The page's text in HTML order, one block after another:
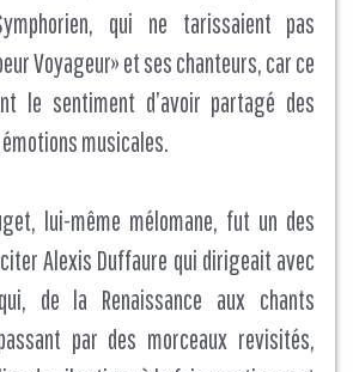
qui ne tarissaient pas
Voyageur» et ses chanteurs, car ce
le sentiment d’avoir partagé des
musicales.
lui-même mélomane, fut un des
Alexis Duffaure qui dirigeait avec
de la Renaissance aux chants
par des morceaux revisités,